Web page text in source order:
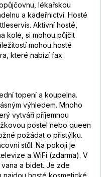
lékařskou
a kadeřnictví. Hosté
Aktivní hosté,
kole, si mohou půjčit
mohou hosté
které nabízí fax.
topení a koupelna.
výhledem. Mnoho
vytváří příjemnou
postel nebo queen
požádat o přistýlku.
stůl. Na pokoji je
a WiFi (zdarma). V
a bidet. Je zde